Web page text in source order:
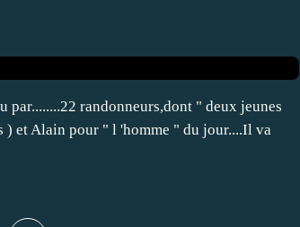
randonneurs,dont " deux jeunes
) et Alain pour " l 'homme " du jour....Il va